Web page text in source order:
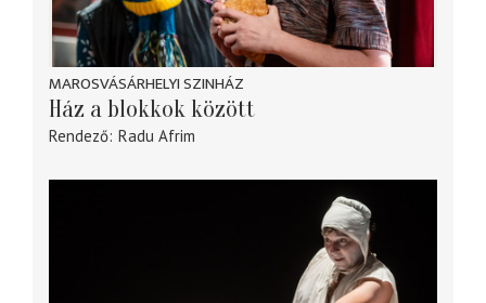
MAROSVÁSÁRHELYI SZINHÁZ
Ház a blokkok között
Rendező Radu Afrim